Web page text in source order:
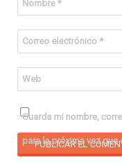
Nombre *
Correo electrónico *
Web
Guarda mi nombre,
para la próxima vez que